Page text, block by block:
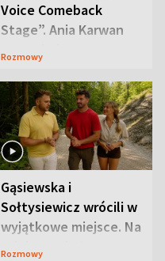
Voice Comeback
Stage”. Ania Karwan
zapowiada
Rozmowy
Gąsiewska i
Sołtysiewicz wrócili w
wyjątkowe miejsce. Na
szlaku czekał
Rozmowy